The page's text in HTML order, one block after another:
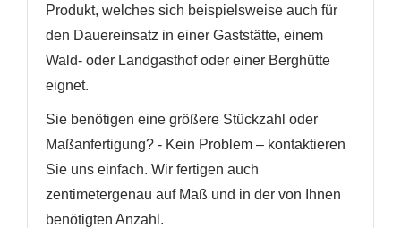
Produkt, welches sich beispielsweise auch für
den Dauereinsatz in einer Gaststätte, einem
Wald- oder Landgasthof oder einer Berghütte
eignet.
Sie benötigen eine größere Stückzahl oder
Maßanfertigung? - Kein Problem – kontaktieren
Sie uns einfach. Wir fertigen auch
zentimetergenau auf Maß und in der von Ihnen
benötigten Anzahl.